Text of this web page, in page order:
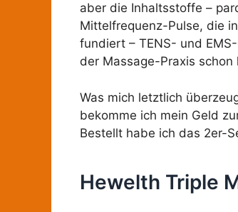
aber die Inhaltsstoffe –
Mittelfrequenz-Pulse, die
fundiert – TENS- und
der Massage-Praxis schon
Was mich letztlich
bekomme ich mein Geld
Bestellt habe ich das 2er-
Hewelth Triple